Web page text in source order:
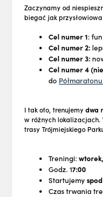
Zaczynamy od
biegać jak przysłowiowa
Cel numer 1:
Cel numer 2:
Cel numer 3:
Cel numer 4
do
I tak oto, trenujemydwa
w różnych
trasy Trójmiejskiego
Treningi:
Godz. 17:00
Startujemy
Czas trwania